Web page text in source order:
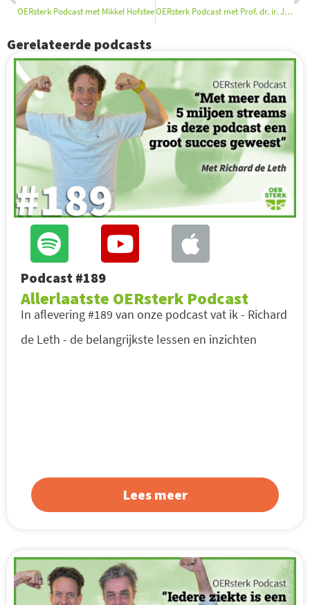
OERsterk Podcast met Mikkel Hofstee OERsterk Podcast met Prof. dr. ir. Jaap Seidell
Gerelateerde podcasts
Podcast #189
Allerlaatste OERsterk Podcast
In aflevering #189 van onze podcast vat ik - Richard
de Leth - de belangrijkste lessen en inzichten
Lees meer